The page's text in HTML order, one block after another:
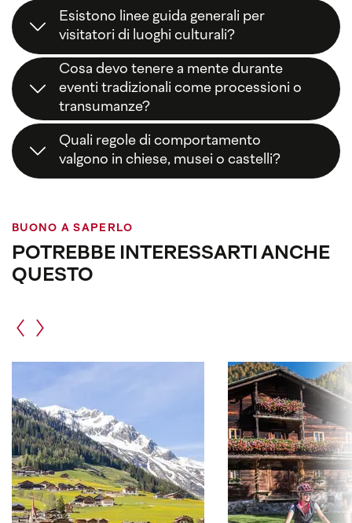
Esistono linee guida generali per
visitatori di luoghi culturali?
Sì, rispetto attenzione
osservanza delle
indicazioni
sono i principi fondamentali. Così
contribuisci a preservare i nostri beni culturali.
Cosa devo tenere a mente durante
eventi tradizionali come processioni o
transumanze?
distanzada animali e partecipanti e vivi la
tradizione senza arrecare disturbo.
Quali regole di comportamento
valgono in chiese, musei o castelli?
atteggiamento rispettoso
BUONO A SAPERLO
POTREBBE INTERESSARTI ANCHE
QUESTO